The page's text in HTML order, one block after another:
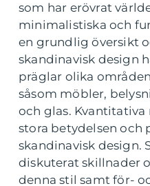
som har erövrat
minimalistiska och
en grundlig översikt
skandinavisk design
präglar olika
såsom möbler,
och glas.
stora betydelsen och
skandinavisk design.
diskuterat skillnader
denna stil samt för-